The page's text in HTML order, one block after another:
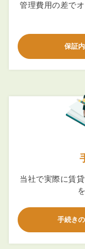
管理費用の差で
保証
当社で実際に賃
手続き